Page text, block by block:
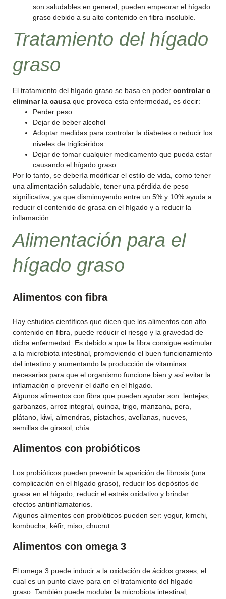
son saludables en general, pueden empeorar el hígado
graso debido a su alto contenido en fibra insoluble.
Tratamiento del hígado
graso
El tratamiento del hígado graso se basa en poder controlar o
eliminar la causa que provoca esta enfermedad, es decir:
Perder peso
Dejar de beber alcohol
Adoptar medidas para controlar la diabetes o reducir los
niveles de triglicéridos
Dejar de tomar cualquier medicamento que pueda estar
causando el hígado graso
Por lo tanto, se debería modificar el estilo de vida, como tener
una alimentación saludable, tener una pérdida de peso
significativa, ya que disminuyendo entre un 5% y 10% ayuda a
reducir el contenido de grasa en el hígado y a reducir la
inflamación.
Alimentación para el
hígado graso
Alimentos con fibra
Hay estudios científicos que dicen que los alimentos con alto
contenido en fibra, puede reducir el riesgo y la gravedad de
dicha enfermedad. Es debido a que la fibra consigue estimular
a la microbiota intestinal, promoviendo el buen funcionamiento
del intestino y aumentando la producción de vitaminas
necesarias para que el organismo funcione bien y así evitar la
inflamación o prevenir el daño en el hígado.
Algunos alimentos con fibra que pueden ayudar son: lentejas,
garbanzos, arroz integral, quinoa, trigo, manzana, pera,
plátano, kiwi, almendras, pistachos, avellanas, nueves,
semillas de girasol, chía.
Alimentos con probióticos
Los probióticos pueden prevenir la aparición de fibrosis (una
complicación en el hígado graso), reducir los depósitos de
grasa en el hígado, reducir el estrés oxidativo y brindar
efectos antiinflamatorios.
Algunos alimentos con probióticos pueden ser: yogur, kimchi,
kombucha, kéfir, miso, chucrut.
Alimentos con omega 3
El omega 3 puede inducir a la oxidación de ácidos grases, el
cual es un punto clave para en el tratamiento del hígado
graso. También puede modular la microbiota intestinal,